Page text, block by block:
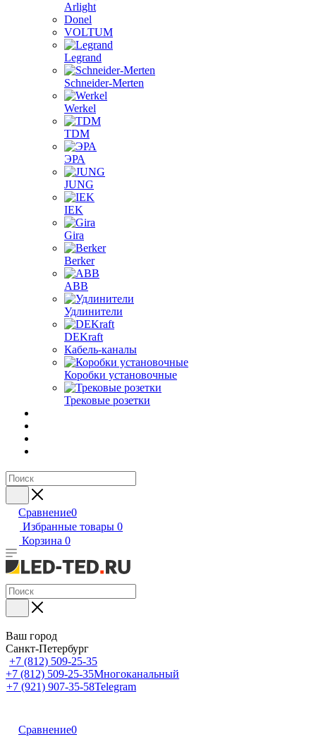
Arlight
Donel
VOLTUM
Legrand
Schneider-Merten
Werkel
TDM
ЭРА
JUNG
IEK
Gira
Berker
ABB
Удлинители
DEKraft
Кабель-каналы
Коробки установочные
Трековые розетки
Сравнение0
Избранные товары 0
Корзина 0
Ваш город
Санкт-Петербург
+7 (812) 509-25-35
+7 (812) 509-25-35Многоканальный
+7 (921) 907-35-58Telegram
Сравнение0